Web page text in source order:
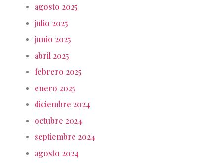
agosto 2025
julio 2025
junio 2025
abril 2025
febrero 2025
enero 2025
diciembre 2024
octubre 2024
septiembre 2024
agosto 2024